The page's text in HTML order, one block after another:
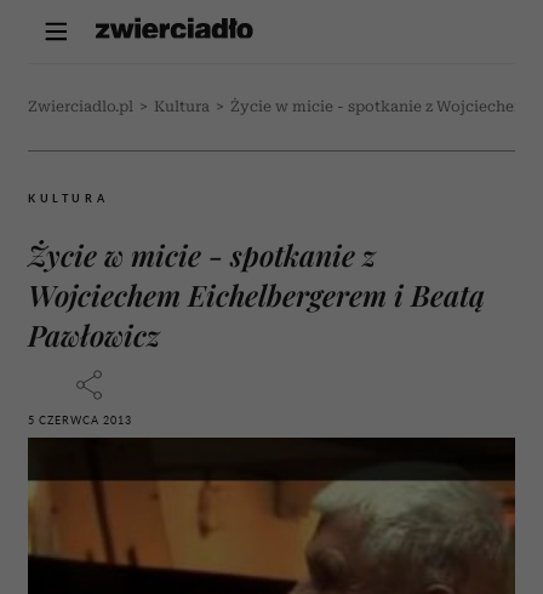
Zwierciadlo.pl > Kultura > Życie w micie - spotkanie z Wojciechem
KULTURA
Życie w micie - spotkanie z
Wojciechem Eichelbergerem i Beatą
Pawłowicz
5 CZERWCA 2013